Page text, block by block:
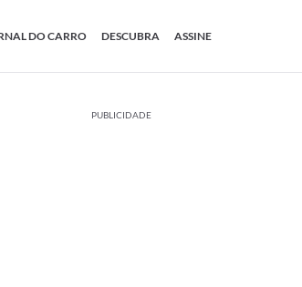
DO CARRO DESCUBRA ASSINE
PUBLICIDADE